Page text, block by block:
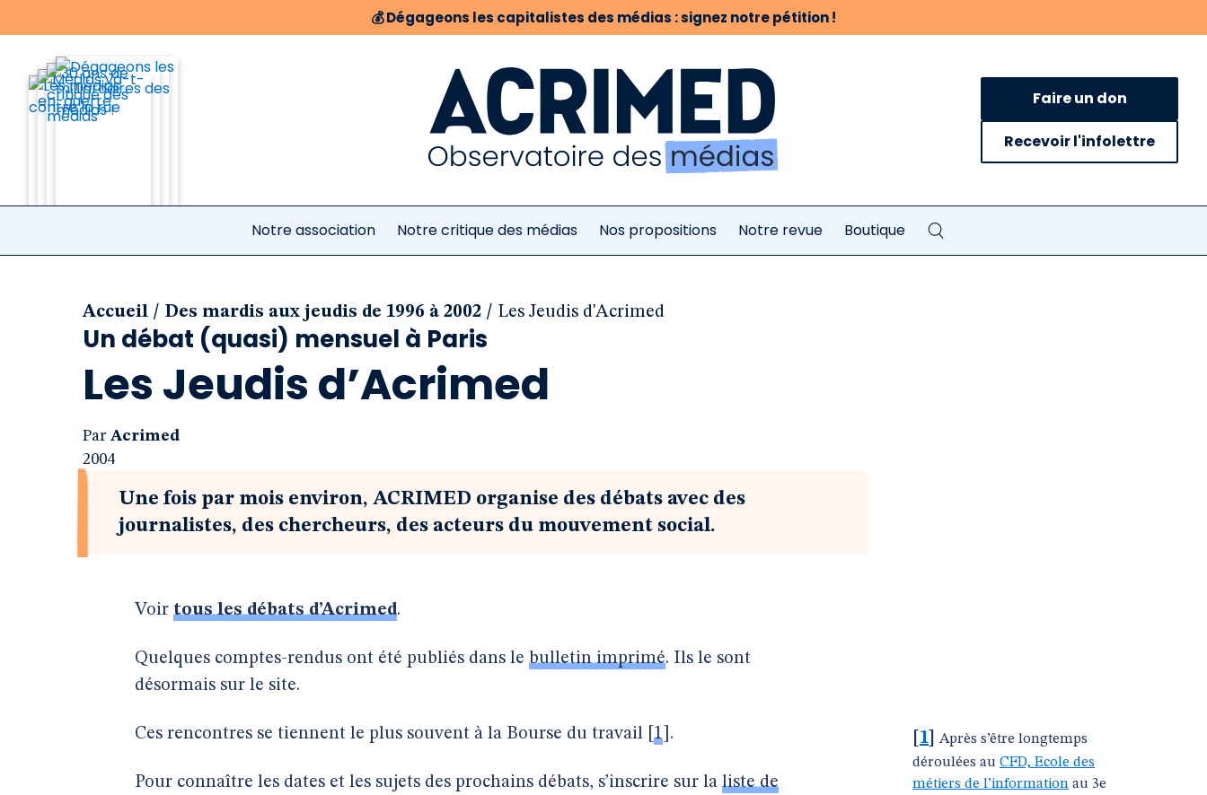
💰Dégageons les capitalistes des médias : signez notre pétition !
Faire un don
Recevoir l'infolettre
Notre association Notre critique des médias Nos propositions Notre revue Boutique
Accueil / Des mardis aux jeudis de 1996 à 2002 / Les Jeudis d'Acrimed
Un débat (quasi) mensuel à Paris
Les Jeudis d’Acrimed
Par Acrimed
2004
Une fois par mois environ, ACRIMED organise des débats avec des
journalistes, des chercheurs, des acteurs du mouvement social.
Voir tous les débats d’Acrimed.
Quelques comptes-rendus ont été publiés dans le bulletin imprimé. Ils le sont
désormais sur le site.
Ces rencontres se tiennent le plus souvent à la Bourse du travail 1 .
Pour connaître les dates et les sujets des prochains débats, s’inscrire sur la liste de
1
Après s’être longtemps
déroulées au CFD, Ecole des
métiers de l’information au 3e